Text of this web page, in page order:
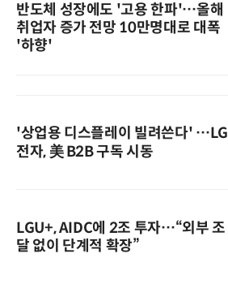
반도체 성장에도 '고용 한파'…올해
취업자 증가 전망 10만명대로 대폭
'하향'
'상업용 디스플레이 빌려쓴다' …LG
전자, 美 B2B 구독 시동
LGU+, AIDC에 2조 투자…“외부 조
달 없이 단계적 확장”